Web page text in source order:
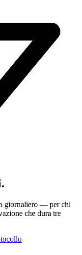
giornaliero — per chi
che dura tre